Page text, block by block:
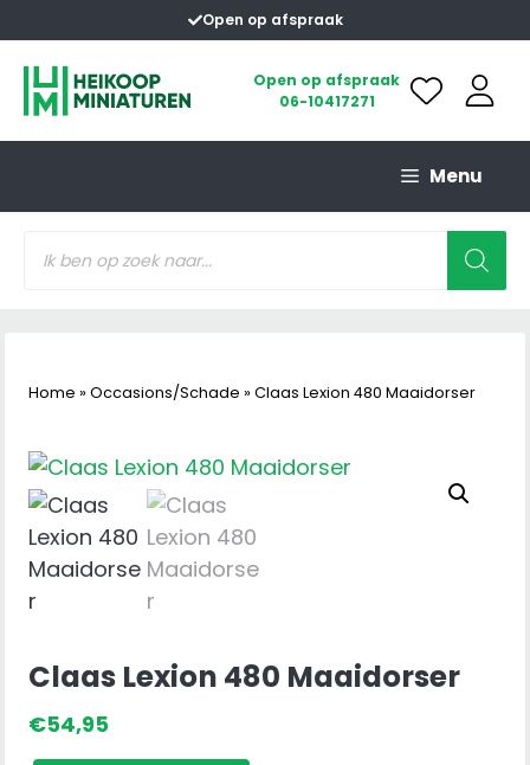
naar
inhoud
Open op afspraak
Open op afspraak
06-10417271
Menu
zoeken
Home » Occasions/Schade » Claas Lexion 480 Maaidorser
Claas Lexion 480 Maaidorser
€54,95